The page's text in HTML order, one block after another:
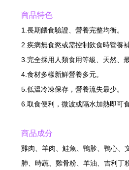
商品特色
1.長期餵食驗證、營養完整均衡。
2.疾病無食慾或需控制飲食時營養補
3.完全採用人類食用等級、天然、
4.食材多樣新鮮營養多元。
5.低溫冷凍保存，營養流失最少。
6.取食便利，微波或隔水加熱即可食
商品成分
雞肉、羊肉、鮭魚、鴨胗、鴨心、
肺、時蔬、雞骨粉、羊油、吉利丁